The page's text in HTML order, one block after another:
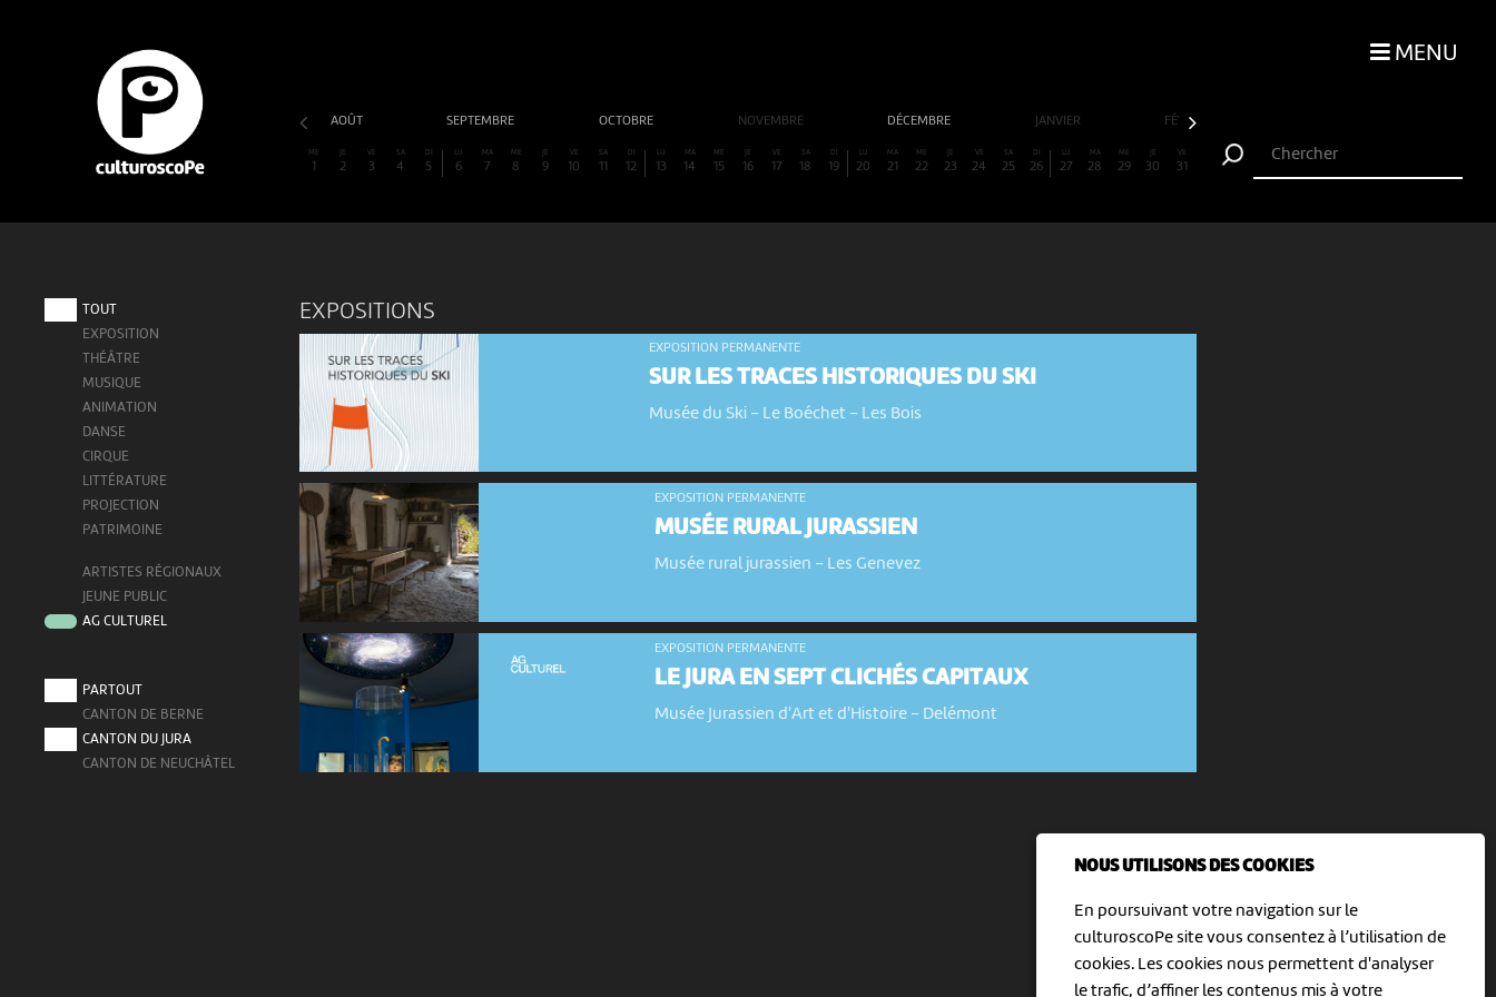
NOUS UTILISONS DES COOKIES
En poursuivant votre navigation sur le
culturoscoPe site vous consentez à l’utilisation de
cookies. Les cookies nous permettent d'analyser
le trafic, d’affiner les contenus mis à votre
MENU
AOÛT SEPTEMBRE OCTOBRE NOVEMBRE DÉCEMBRE JANVIER FÉVRIER
ME
1
JE
2
VE
3
SA
4
DI
5
LU
6
MA
7
ME
8
JE
9
VE
10
SA
11
DI
12
LU
13
MA
14
ME
15
JE
16
VE
17
SA
18
DI
19
LU
20
MA
21
ME
22
JE
23
VE
24
SA
25
DI
26
LU
27
MA
28
ME
29
JE
30
VE
31
TOUT
EXPOSITION
THÉÂTRE
MUSIQUE
ANIMATION
DANSE
CIRQUE
LITTÉRATURE
PROJECTION
PATRIMOINE
ARTISTES RÉGIONAUX
JEUNE PUBLIC
AG CULTUREL
PARTOUT
CANTON DE BERNE
CANTON DU JURA
CANTON DE NEUCHÂTEL
EXPOSITIONS
EXPOSITION PERMANENTE
SUR LES TRACES HISTORIQUES DU SKI
Musée du Ski - Le Boéchet - Les Bois
EXPOSITION PERMANENTE
MUSÉE RURAL JURASSIEN
Musée rural jurassien - Les Genevez
EXPOSITION PERMANENTE
LE JURA EN SEPT CLICHÉS CAPITAUX
Musée Jurassien d'Art et d'Histoire - Delémont